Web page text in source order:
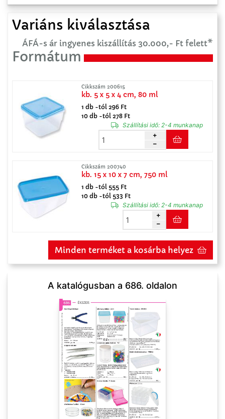
Variáns kiválasztása
ÁFÁ-s ár ingyenes kiszállítás 30.000,- Ft felett*
Formátum
Cikkszám 200615
kb. 5 x 5 x 4 cm, 80 ml
1 db -tól 296 Ft
10 db -tól 278 Ft
Szállítási idő:2-4 munkanap
Cikkszám 200740
kb. 15 x 10 x 7 cm, 750 ml
1 db -tól 555 Ft
10 db -tól 533 Ft
Szállítási idő:2-4 munkanap
Minden terméket a kosárba helyez
A katalógusban a 686. oldalon